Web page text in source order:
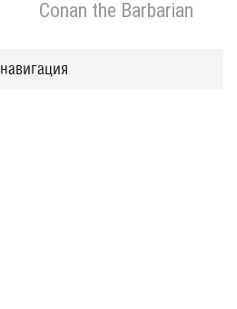
Conan the Barbarian
навигация